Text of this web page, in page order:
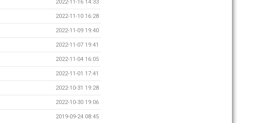
2022-11-16 14:33
2022-11-10 16:28
2022-11-09 19:40
2022-11-07 19:41
2022-11-04 16:05
2022-11-01 17:41
2022-10-31 19:28
2022-10-30 19:06
2019-09-24 08:45